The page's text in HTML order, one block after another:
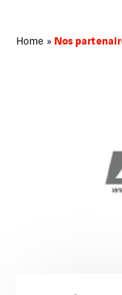
Home »Nos